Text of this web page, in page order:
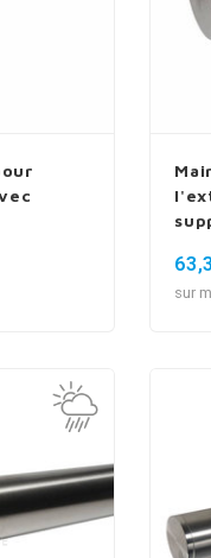
sur